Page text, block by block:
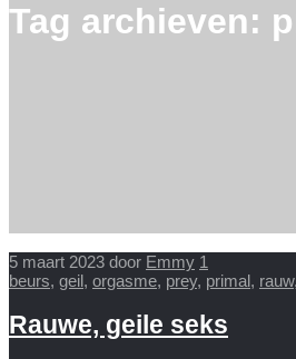
Tag archieven:
5 maart 2023 door Emmy 1
beurs, geil, orgasme, prey, primal, rauw,
Rauwe, geile seks